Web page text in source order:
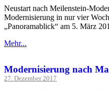
Neustart nach Meilenstein-
Modernisierung in nur vier
„Panoramablick“ am 5. März
Mehr...
Modernisierung nach
27. Dezember 2017